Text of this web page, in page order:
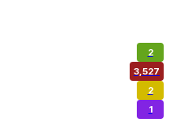
2
3,527
2
1